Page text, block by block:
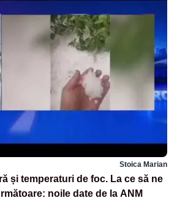
Stoica Marian
și temperaturi de foc. La ce să ne
noile date de la ANM